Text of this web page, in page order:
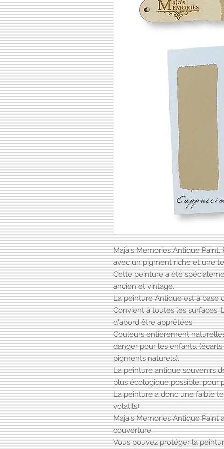
Maja's Memories Antique
avec un pigment riche et une
Cette peinture a été
ancien et vintage.
La peinture Antique est à base
Convient à toutes les surfaces.
d'abord être apprêtées.
Couleurs entièrement
danger pour les enfants.
pigments naturels).
La peinture antique souvenirs
plus écologique possible, pour
La peinture a donc une faible
volatils).
Maja's Memories Antique
couverture.
Vous pouvez protéger la